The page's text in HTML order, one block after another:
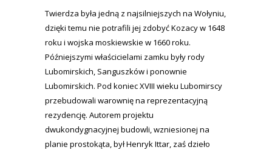
Twierdza była jedną z najsilniejszych na Wołyniu,
dzięki temu nie potrafili jej zdobyć Kozacy w 1648
roku i wojska moskiewskie w 1660 roku.
Późniejszymi właścicielami zamku były rody
Lubomirskich, Sanguszków i ponownie
Lubomirskich. Pod koniec XVIII wieku Lubomirscy
przebudowali warownię na reprezentacyjną
rezydencję. Autorem projektu
dwukondygnacyjnej budowli, wzniesionej na
planie prostokąta, był Henryk Ittar, zaś dzieło